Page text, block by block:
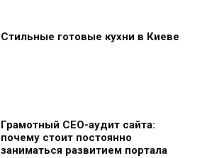
Стильные готовые кухни в Киеве
Грамотный СЕО-аудит сайта:
почему стоит постоянно
заниматься развитием портала